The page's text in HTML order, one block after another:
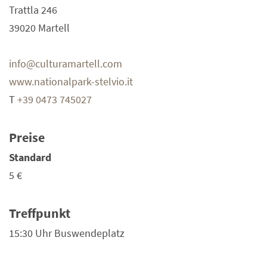
Trattla 246
39020 Martell
info@culturamartell.com
www.nationalpark-stelvio.it
T+39 0473 745027
Preise
Standard
5 €
Treffpunkt
15:30 Uhr Buswendeplatz